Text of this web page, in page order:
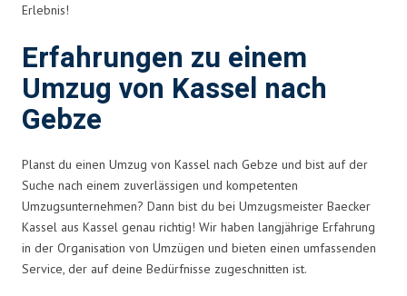
Erlebnis!
Erfahrungen zu einem
Umzug von Kassel nach
Gebze
Planst du einen Umzug von Kassel nach Gebze und bist auf der
Suche nach einem zuverlässigen und kompetenten
Umzugsunternehmen? Dann bist du bei Umzugsmeister Baecker
Kassel aus Kassel genau richtig! Wir haben langjährige Erfahrung
in der Organisation von Umzügen und bieten einen umfassenden
Service, der auf deine Bedürfnisse zugeschnitten ist.